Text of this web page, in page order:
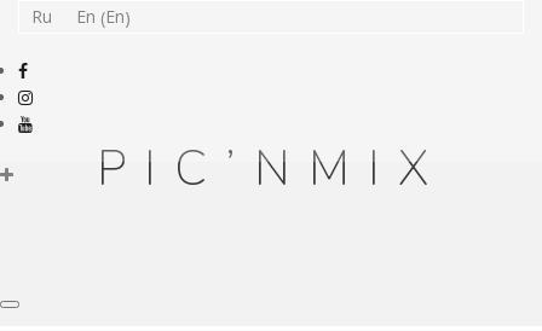
Ru En (En)
PIC’NMIX